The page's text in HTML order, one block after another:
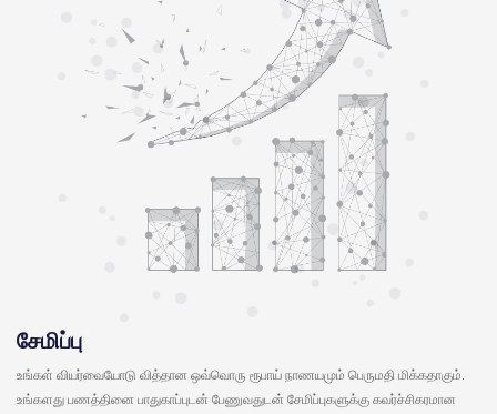
சேமிப்பு
உங்கள் வியர்வையோடு வித்தான ஒவ்வொரு ரூபாய் நாணயமும் பெருமதி மிக்கதாகும்.
உங்களது பணத்தினை பாதுகாப்புடன் பேணுவதுடன் சேமிப்புகளுக்கு கவர்ச்சிகரமான